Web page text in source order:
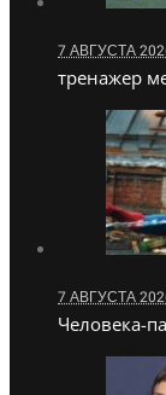
7 АВГУСТА
тренажер
7 АВГУСТА
Человека-